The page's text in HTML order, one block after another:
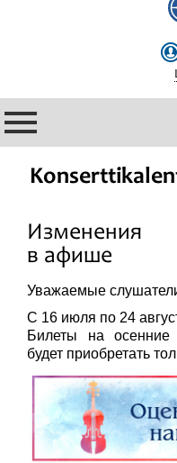
Filharmonia
Konserttikalenteri
Festivaalit
Изменения
в афише
Уважаемые
С 16 июля по 24
Билеты на
будет приобретать